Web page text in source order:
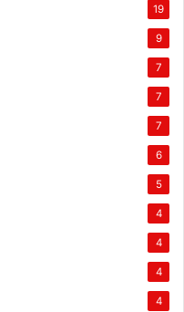
19
9
7
7
7
6
5
4
4
4
4